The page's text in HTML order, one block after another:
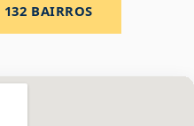
132 BAIRROS